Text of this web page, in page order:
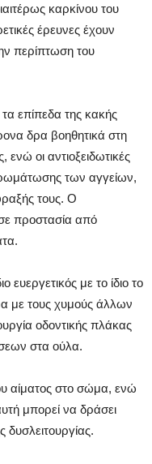
καρκίνου του
έρευνες έχουν
περίπτωση του
επίπεδα της κακής
δρα βοηθητικά στη
οι αντιοξειδωτικές
των αγγείων,
τους. Ο
προστασία από
ευεργετικός με το ίδιο το
με τους χυμούς άλλων
οδοντικής πλάκας
στα ούλα.
αίματος στο σώμα, ενώ
μπορεί να δράσει
δυσλειτουργίας.